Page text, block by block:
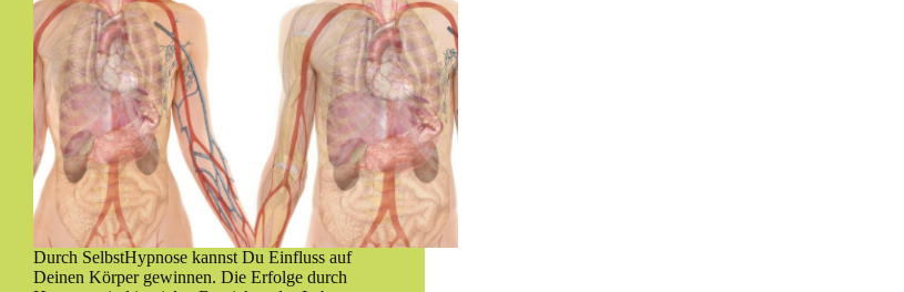
Durch SelbstHypnose kannst Du Einfluss auf
Deinen Körper gewinnen. Die Erfolge durch